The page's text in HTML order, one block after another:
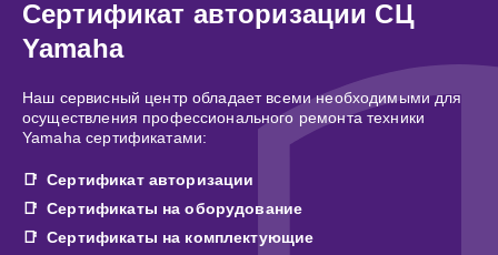
Сертификат авторизации СЦ
Yamaha
Наш сервисный центр обладает всеми необходимыми для
осуществления профессионального ремонта техники
Yamaha сертификатами:
Сертификат авторизации
Сертификаты на оборудование
Сертификаты на комплектующие